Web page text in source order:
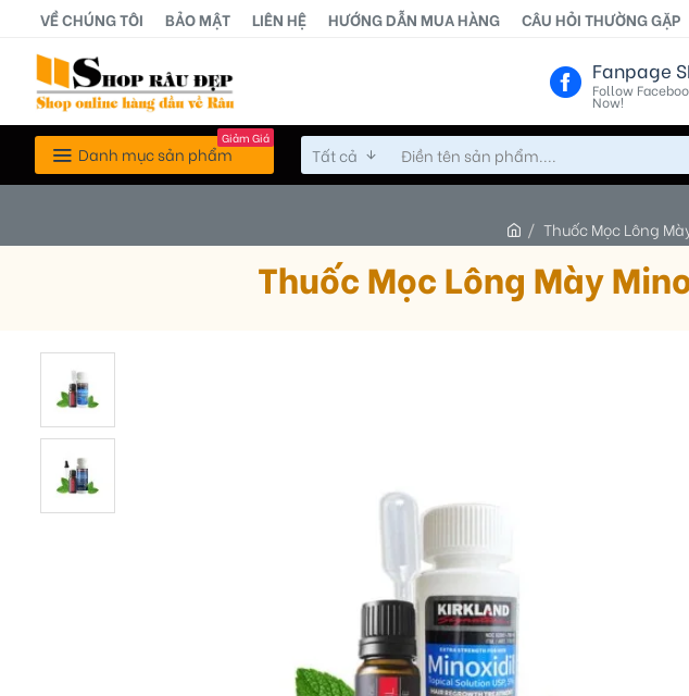
VỀ CHÚNG TÔI BẢO MẬT LIÊN HỆ HƯỚNG DẪN MUA HÀNG CÂU HỎI THƯỜNG GẶP
Fanpage
Follow
Now!
Danh mục sản phẩm
Giảm Giá
Tất cả
Thuốc Mọc Lông
Thuốc Mọc Lông Mày